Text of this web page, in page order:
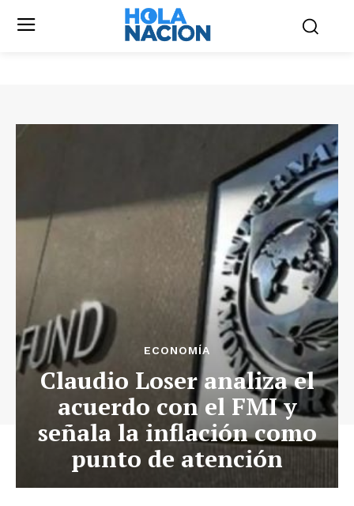
ECONOMÍA
Claudio Loser analiza el
acuerdo con el FMI y
señala la inflación como
punto de atención